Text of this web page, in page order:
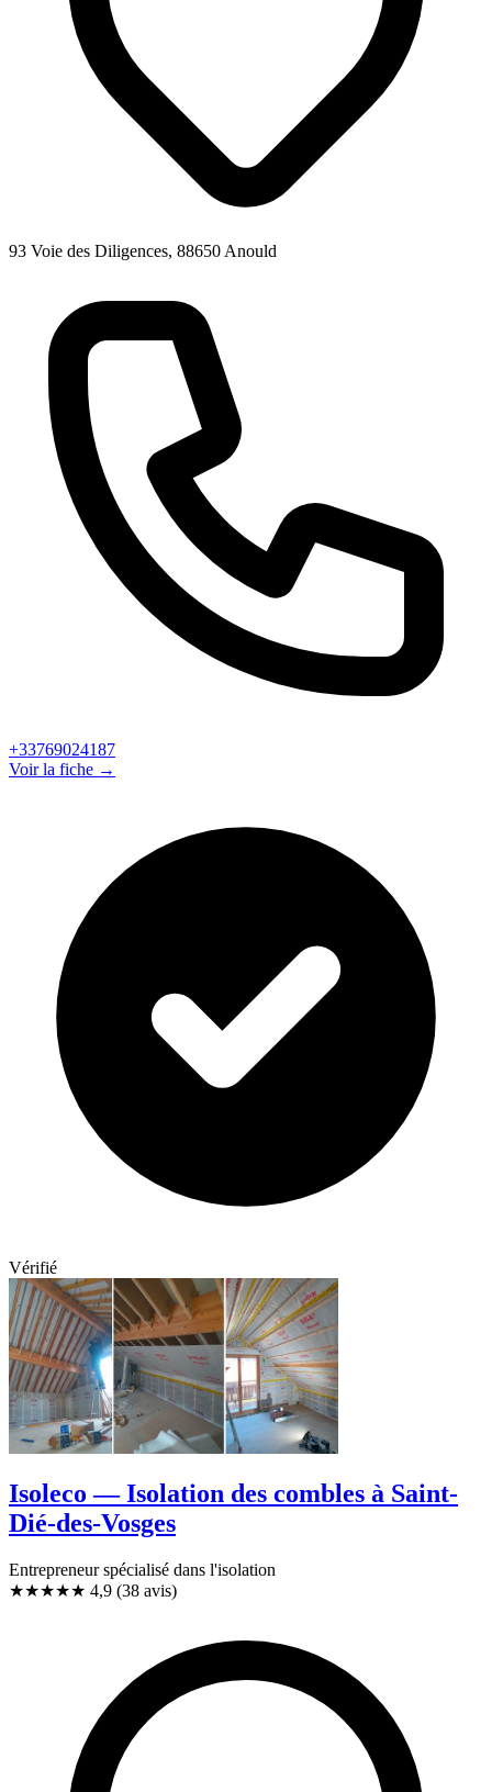
93 Voie des Diligences, 88650 Anould
+33769024187
Voir la fiche →
Vérifié
Isoleco — Isolation des combles à Saint-
Dié-des-Vosges
Entrepreneur spécialisé dans l'isolation
★★★★★ 4,9 (38 avis)